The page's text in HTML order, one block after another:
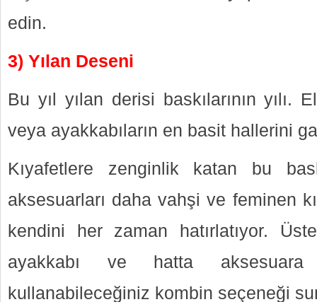
edin.
3) Yılan Deseni
Bu yıl yılan derisi baskılarının yılı.
veya ayakkabıların en basit hallerini
Kıyafetlere zenginlik katan bu
aksesuarları daha vahşi ve feminen
kendini her zaman hatırlatıyor.
ayakkabı ve hatta
kullanabileceğiniz kombin seçeneği